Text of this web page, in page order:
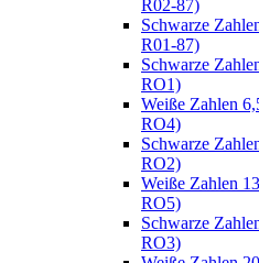
R02-87)
Schwarze
R01-87)
Schwarze
RO1)
Weiße Zahlen
RO4)
Schwarze
RO2)
Weiße Zahlen
RO5)
Schwarze
RO3)